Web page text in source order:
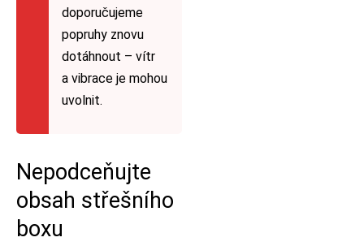
doporučujeme
popruhy znovu
dotáhnout – vítr
a vibrace je mohou
uvolnit.
Nepodceňujte
obsah střešního
boxu